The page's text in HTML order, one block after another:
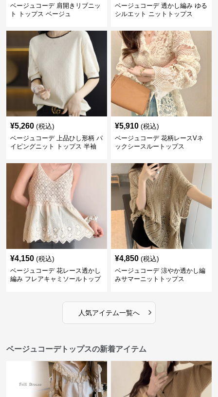
ベージュコーデ 肩開きリブニッ
ト トップス ベージュ
ベージュコーデ 透かし編み ゆる
シルエット ニットトップス
¥5,260 (税込)
ベージュコーデ 上品ひし形柄 パ
イピングニット トップス 半袖
¥5,910 (税込)
ベージュコーデ 花柄レースVネ
ックシースルートップス
¥4,150 (税込)
ベージュコーデ 花レース透かし
編み フレアキャミソールトップ
¥4,850 (税込)
ベージュコーデ 涼やか透かし編
みサマーニットトップス
人気アイテム一覧へ ›
ベージュコーデトップスの新着アイテム